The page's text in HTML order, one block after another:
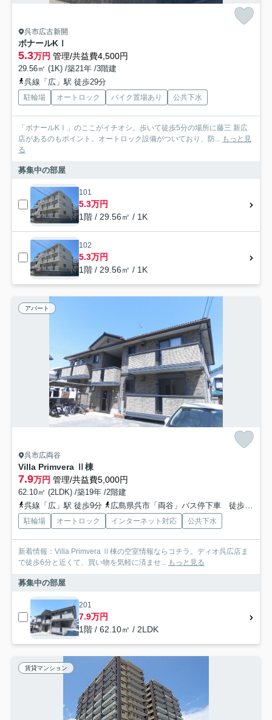
呉市広古新開
ボナールKⅠ
5.3万円 管理/共益費4,500円
29.56㎡ (1K) /築21年 /3階建
呉線「広」駅 徒歩29分
駐輪場 オートロック バイク置場あり 公共下水
「ボナールKⅠ」のここがイチオシ。歩いて徒歩5分の場所に藤三 新広
店があるのもポイント。オートロック設備がついており、防...
もっと見
る
募集中の部屋
101
5.3万円
1階 / 29.56㎡ / 1K
102
5.3万円
1階 / 29.56㎡ / 1K
アパート
呉市広両谷
Villa Primvera Ⅱ棟
7.9万円 管理/共益費5,000円
62.10㎡ (2LDK) /築19年 /2階建
呉線「広」駅 徒歩9分
広島県呉市「両谷」バス停下車 徒歩2分
駐輪場 オートロック インターネット対応 公共下水
新着情報：Villa Primvera Ⅱ棟の空室情報ならコチラ。ディオ呉広店ま
で徒歩6分と近くて、買い物を気軽に済ませ...
もっと見る
募集中の部屋
201
7.9万円
1階 / 62.10㎡ / 2LDK
賃貸マンション